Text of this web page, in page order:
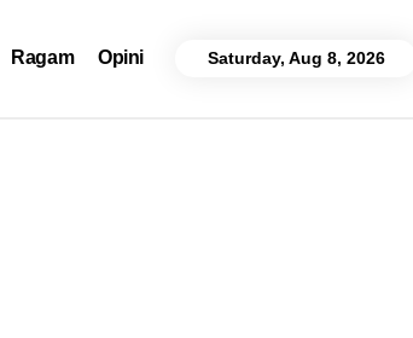
Ragam Opini Saturday, Aug 8, 2026